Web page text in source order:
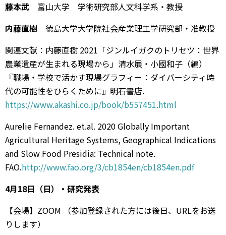
藤本武 富山大学 学術研究部人文科学系・教授
内藤直樹 徳島大学大学院社会産業理工学研究部・准教授
関連文献：内藤直樹 2021「ジンルイガクのトリセツ：世界
農業遺産が生まれる現場から」清水展・小國和子（編）
『職場・学校で活かす現場グラフィー：ダイバーシティ時
代の可能性をひらくために』明石書店.
https://www.akashi.co.jp/book/b557451.html
Aurelie Fernandez. et.al. 2020 Globally Important
Agricultural Heritage Systems, Geographical Indications
and Slow Food Presidia: Technical note.
FAO.http://www.fao.org/3/cb1854en/cb1854en.pdf
4月18日（日）・研究発表
【会場】ZOOM （参加登録された方には後日、URLをお送
りします）